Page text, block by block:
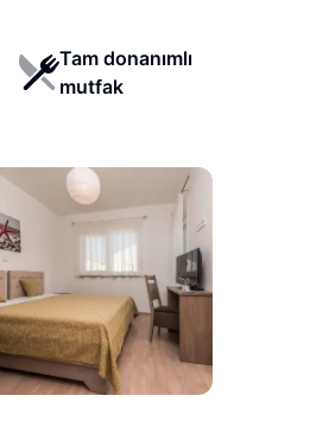
Tam donanımlı
mutfak